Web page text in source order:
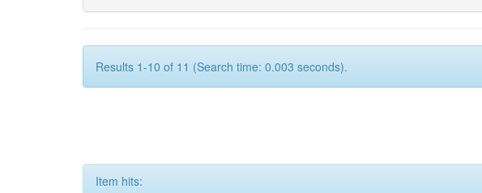
Results 1-10 of 11 (Search time: 0.003 seconds).
Item hits: